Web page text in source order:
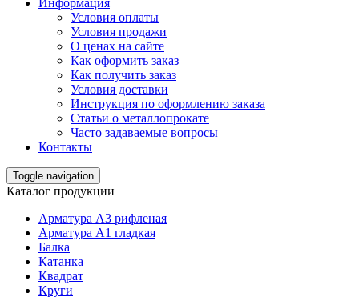
Информация
Условия оплаты
Условия продажи
О ценах на сайте
Как оформить заказ
Как получить заказ
Условия доставки
Инструкция по оформлению заказа
Статьи о металлопрокате
Часто задаваемые вопросы
Контакты
Toggle navigation
Каталог продукции
Арматура А3 рифленая
Арматура А1 гладкая
Балка
Катанка
Квадрат
Круги